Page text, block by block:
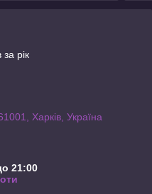
рік
Харків, Україна
21:00